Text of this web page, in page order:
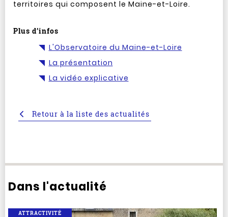
territoires qui composent le Maine-et-Loire.
Plus d’infos
L'Observatoire du Maine-et-Loire
La présentation
La vidéo explicative
Retour à la liste des actualités
Dans l'actualité
ATTRACTIVITÉ